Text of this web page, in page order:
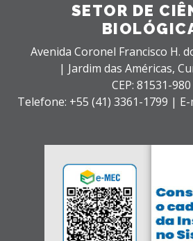
SETOR DE
Avenida Coronel Francisco H.
| Jardim das Américas,
CEP: 81531-
Telefone: +55 (41) 3361-1799 |